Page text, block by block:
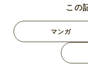
この
マンガ